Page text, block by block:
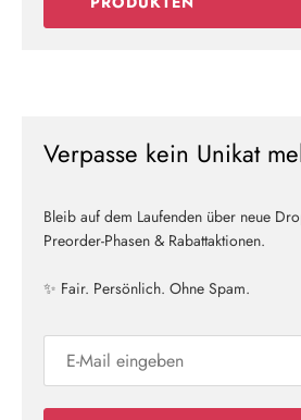
Verpasse kein Unikat
Bleib auf dem Laufenden über neue
Preorder-Phasen & Rabattaktionen.
✨ Fair. Persönlich. Ohne Spam.